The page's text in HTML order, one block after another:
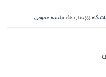
برچسب ها: جلسه عمومی